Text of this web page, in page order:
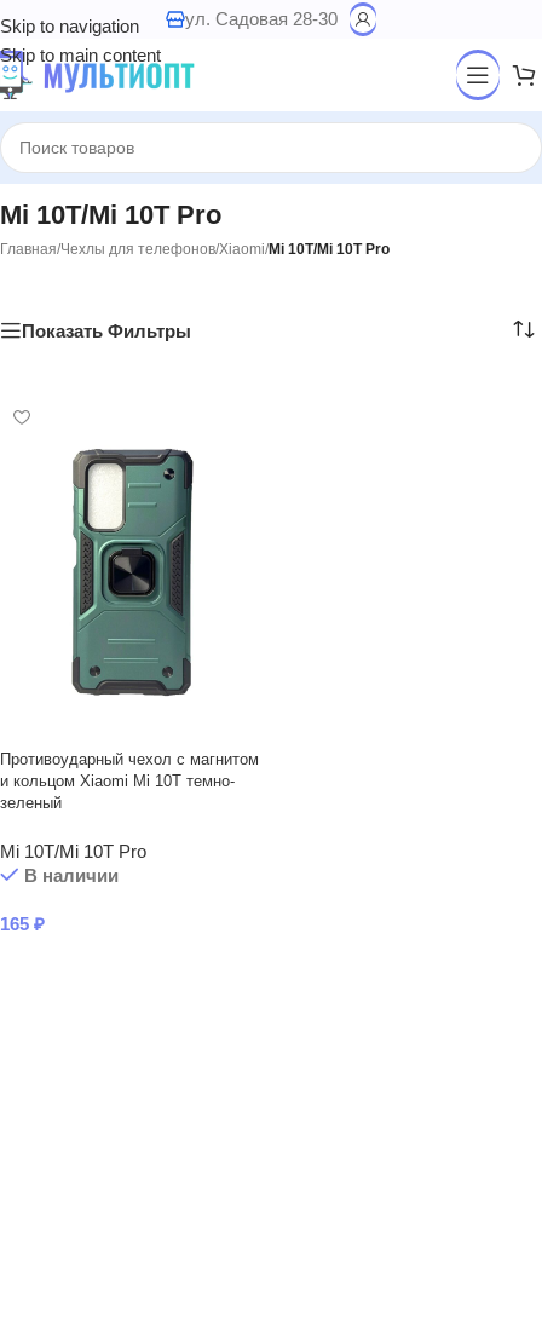
Skip to navigation
Skip to main content
ул. Садовая 28-30
Mi 10T/Mi 10T Pro
Главная/Чехлы для телефонов/Xiaomi/Mi 10T/Mi 10T Pro
Показать Фильтры
Противоударный чехол с магнитом
и кольцом Xiaomi Mi 10T темно-
зеленый
Mi 10T/Mi 10T Pro
В наличии
165 ₽